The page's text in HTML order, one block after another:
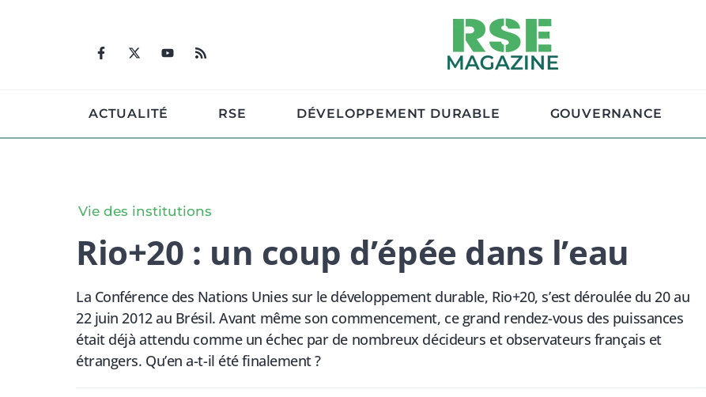
ACTUALITÉ RSE DÉVELOPPEMENT DURABLE GOUVERNANCE
Vie des institutions
Rio+20 : un coup d’épée dans l’eau
La Conférence des Nations Unies sur le développement durable, Rio+20, s’est déroulée du 20 au
22 juin 2012 au Brésil. Avant même son commencement, ce grand rendez-vous des puissances
était déjà attendu comme un échec par de nombreux décideurs et observateurs français et
étrangers. Qu’en a-t-il été finalement ?